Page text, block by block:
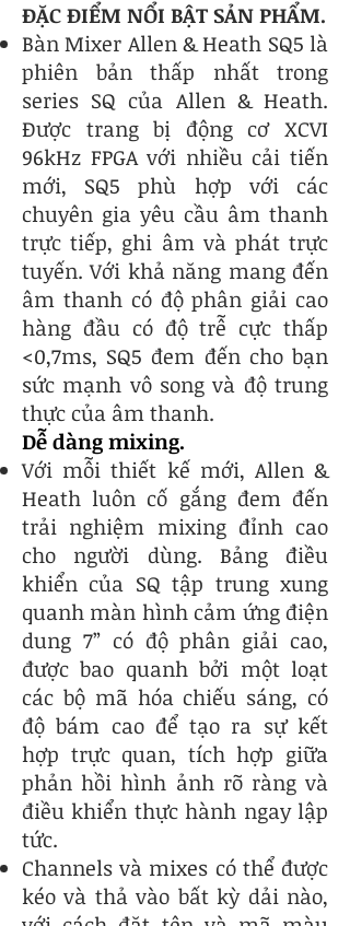
ĐẶC ĐIỂM NỔI BẬT SẢN PHẨM.
Bàn Mixer Allen & Heath SQ5 là
phiên bản thấp nhất trong
series SQ của Allen & Heath.
Được trang bị động cơ XCVI
96kHz FPGA với nhiều cải tiến
mới, SQ5 phù hợp với các
chuyên gia yêu cầu âm thanh
trực tiếp, ghi âm và phát trực
tuyến. Với khả năng mang đến
âm thanh có độ phân giải cao
hàng đầu có độ trễ cực thấp
<0,7ms, SQ5 đem đến cho bạn
sức mạnh vô song và độ trung
thực của âm thanh.
Dễ dàng mixing.
Với mỗi thiết kế mới, Allen &
Heath luôn cố gắng đem đến
trải nghiệm mixing đỉnh cao
cho người dùng. Bảng điều
khiển của SQ tập trung xung
quanh màn hình cảm ứng điện
dung 7” có độ phân giải cao,
được bao quanh bởi một loạt
các bộ mã hóa chiếu sáng, có
độ bám cao để tạo ra sự kết
hợp trực quan, tích hợp giữa
phản hồi hình ảnh rõ ràng và
điều khiển thực hành ngay lập
tức.
Channels và mixes có thể được
kéo và thả vào bất kỳ dải nào,